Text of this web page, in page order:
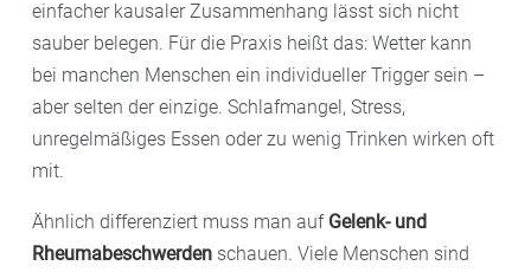
einfacher kausaler Zusammenhang lässt sich nicht
sauber belegen. Für die Praxis heißt das: Wetter kann
bei manchen Menschen ein individueller Trigger sein –
aber selten der einzige. Schlafmangel, Stress,
unregelmäßiges Essen oder zu wenig Trinken wirken oft
mit.
Ähnlich differenziert muss man auf Gelenk- und
Rheumabeschwerden schauen. Viele Menschen sind